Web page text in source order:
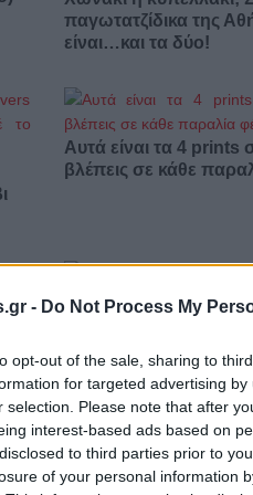
- Do Not Process My
opt-out of the sale, sharing to
for targeted advertising
selection. Please note that after
interest-based ads based on
to third parties prior to
of your personal information
παγωτατζίδικα της
είναι…και τα δύο!
Αυτά είναι τα 4 prints
βλέπεις σε κάθε
Πώς να ξεφλουδίζεις
πρέπει να ξέρει